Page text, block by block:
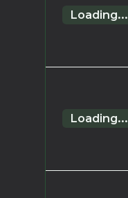
Loading...
Loading...